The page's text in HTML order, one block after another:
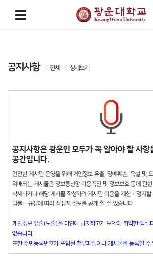
공지사항 전체 상세보기
공지사항은 광운인 모두가 꼭 알아야 할 사항
공간입니다.
건전한 게시판 운영을 위해 개인정보 유출, 명예훼손, 욕설 및
위배되는 게시물은 정보통신망 이용촉진 및 정보보호 등에 관
삭제하거나 해당 게시물 작성자의 게시판 이용을 제한 · 정지
법률 · 규정에 따라 작성자 정보를 공개 할 수 있습니다
개인정보 유출(노출)을 미연에 방지하고자 보안에 취약한 엑셀
없습니다.
또한 주민등록번호가 포함된 첨부파일이나 게시물을 등록할 수